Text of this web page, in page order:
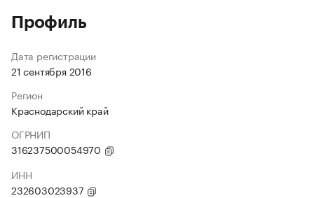
Профиль
Дата регистрации
21 сентября 2016
Регион
Краснодарский край
ОГРНИП
316237500054970
ИНН
232603023937